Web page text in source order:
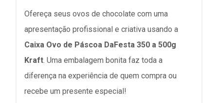
Ofereça seus ovos de chocolate com uma
apresentação profissional e criativa usando a
Caixa Ovo de Páscoa DaFesta 350 a 500g
Kraft. Uma embalagem bonita faz toda a
diferença na experiência de quem compra ou
recebe um presente especial!